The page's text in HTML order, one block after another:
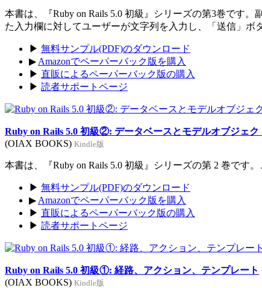
本書は、『Ruby on Rails 5.0 初級』シリーズの第3巻です
た入力欄に対してユーザーが文字列を入力し、「送信」ボ
▶ 無料サンプル(PDF)のダウンロード
▶ Amazonでペーパーバック版を購入
▶ 直販によるペーパーバック版の購入
▶ 読者サポートページ
Ruby on Rails 5.0 初級②: データベースとモデルオブジェク
(OIAX BOOKS) Kindle版
本書は、『Ruby on Rails 5.0 初級』シリーズの第 2 巻です
▶ 無料サンプル(PDF)のダウンロード
▶ Amazonでペーパーバック版を購入
▶ 直販によるペーパーバック版の購入
▶ 読者サポートページ
Ruby on Rails 5.0 初級①: 経路、アクション、テンプレート
(OIAX BOOKS) Kindle版